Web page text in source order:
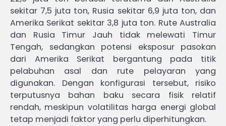
sekitar 7,5 juta ton, Rusia sekitar 6,9 juta ton, dan
Amerika Serikat sekitar 3,8 juta ton. Rute Australia
dan Rusia Timur Jauh tidak melewati Timur
Tengah, sedangkan potensi eksposur pasokan
dari Amerika Serikat bergantung pada titik
pelabuhan asal dan rute pelayaran yang
digunakan. Dengan konfigurasi tersebut, risiko
terputusnya bahan baku secara fisik relatif
rendah, meskipun volatilitas harga energi global
tetap menjadi faktor yang perlu diperhitungkan.